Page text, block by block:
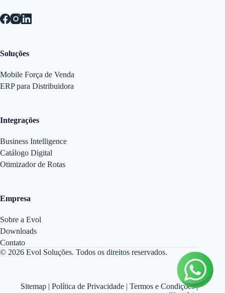
Soluções
Mobile Força de Venda
ERP para Distribuidora
Integrações
Business Intelligence
Catálogo Digital
Otimizador de Rotas
Empresa
Sobre a Evol
Downloads
Contato
© 2026 Evol Soluções. Todos os direitos reservados.
Sitemap |Política de Privacidade |Termos e Condições|